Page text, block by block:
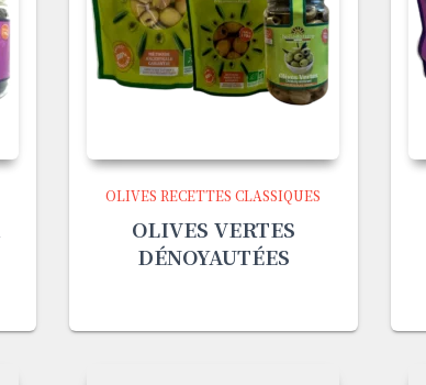
OLIVES RECETTES CLASSIQUES
OLIVES VERTES
DÉNOYAUTÉES